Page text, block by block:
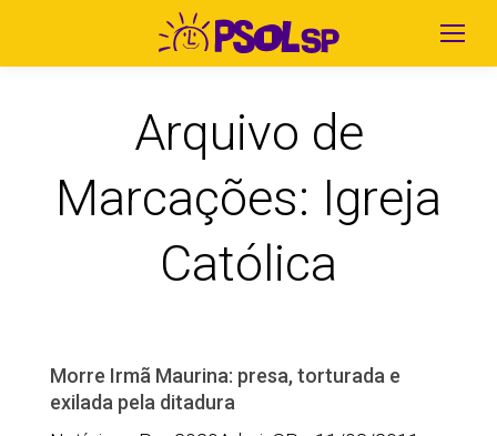
Arquivo de
Marcações: Igreja
Católica
Morre Irmã Maurina: presa, torturada e
exilada pela ditadura